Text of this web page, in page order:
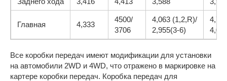
Главная 4,333
4500/
3706
4,063 (1,2,R)/
2,955(3-6)
Все коробки передач имеют модификации для установки
на автомобили 2WD и 4WD, что отражено в маркировке на
картере коробки передач. Коробка передач для